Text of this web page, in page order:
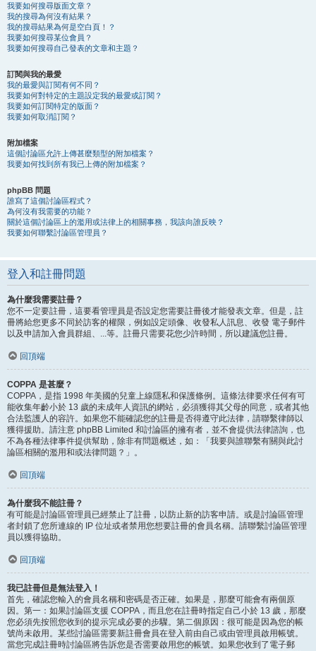
我要如何搜尋版面文章？
我的搜尋為何沒有結果？
我的搜尋結果為何是空白頁！？
我要如何搜尋某位會員？
我要如何搜尋自己發表的文章和主題？
訂閱與我的最愛
我的最愛與訂閱有何不同？
我要如何對特定的主題設定我的最愛或訂閱？
我要如何訂閱特定的版面？
我要如何取消訂閱？
附加檔案
這個討論區允許上傳甚麼類型的附加檔案？
我要如何找到所有我已上傳的附加檔案？
phpBB 問題
誰寫了這個討論區程式？
為何沒有我需要的功能？
關於這個討論區上的濫用或法律上的相關事務，我該向誰反映？
我要如何聯繫討論區管理員？
登入和註冊問題
為什麼我需要註冊？
您不一定要註冊，這要看管理員是否設定您需要註冊後才能發表文章。但是，註
冊將給您更多不同於訪客的權限，例如設定頭像、收發私人訊息、收發 電子郵件
以及申請加入會員群組、...等。註冊只需要花您少許時間，所以建議您註冊。
回頂端
COPPA 是甚麼？
COPPA，是指 1998 年美國的兒童上線隱私和保護條例。這條法律要求任何有可
能收集年齡小於 13 歲的未成年人資訊的網站，必須獲得其父母的同意，或者其他
合法監護人的容許。如果您不能確認您的註冊是否得遵守此法律，請聯繫律師以
獲得援助。請注意 phpBB Limited 和討論區的擁有者，並不會提供法律諮詢，也
不為各種法律事件提供幫助，除非有問題概述，如：「我要與誰聯繫有關與此討
論區相關的濫用和或法律問題？」。
回頂端
為什麼我不能註冊？
有可能是討論區管理員已經禁止了註冊，以防止新的訪客申請。或是討論區管理
者封鎖了您所連線的 IP 位址或者禁用您想要註冊的會員名稱。請聯繫討論區管理
員以獲得協助。
回頂端
我已註冊但是無法登入！
首先，確認您輸入的會員名稱和密碼是否正確。如果是，那麼可能會有兩個原
因。第一：如果討論區支援 COPPA，而且您在註冊時指定自己小於 13 歲，那麼
您必須先按照您收到的提示完成必要的步驟。第二個原因：很可能是因為您的帳
號尚未啟用。某些討論區需要新註冊會員在登入前由自己或由管理員啟用帳號。
當您完成註冊時討論區將告訴您是否需要啟用您的帳號。如果您收到了電子郵